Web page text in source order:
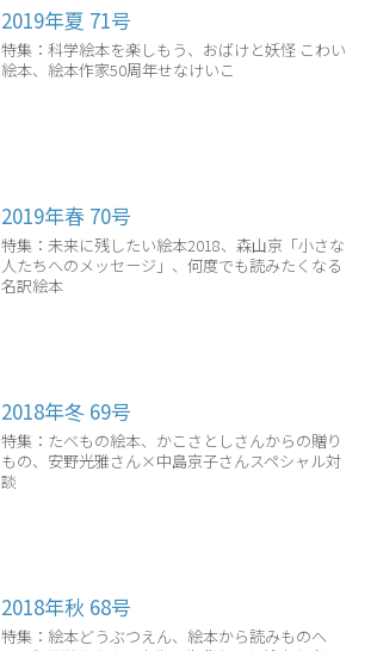
2019年夏 71号
特集：科学絵本を楽しもう、おばけと妖怪 こわい
絵本、絵本作家50周年せなけいこ
2019年春 70号
特集：未来に残したい絵本2018、森山京「小さな
人たちへのメッセージ」、何度でも読みたくなる
名訳絵本
2018年冬 69号
特集：たべもの絵本、かこさとしさんからの贈り
もの、安野光雅さん×中島京子さんスペシャル対
談
2018年秋 68号
特集：絵本どうぶつえん、絵本から読みものへ